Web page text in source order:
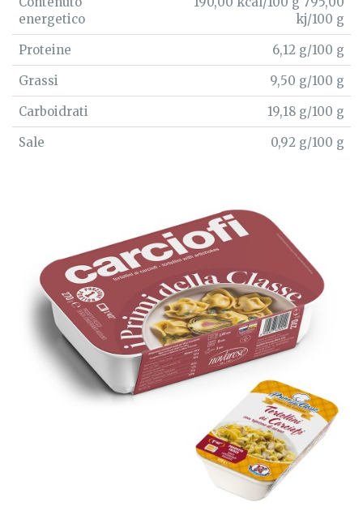
energetico
kj/100 g
Proteine
6,12 g/100 g
Grassi
9,50 g/100 g
Carboidrati
19,18 g/100 g
Sale
0,92 g/100 g